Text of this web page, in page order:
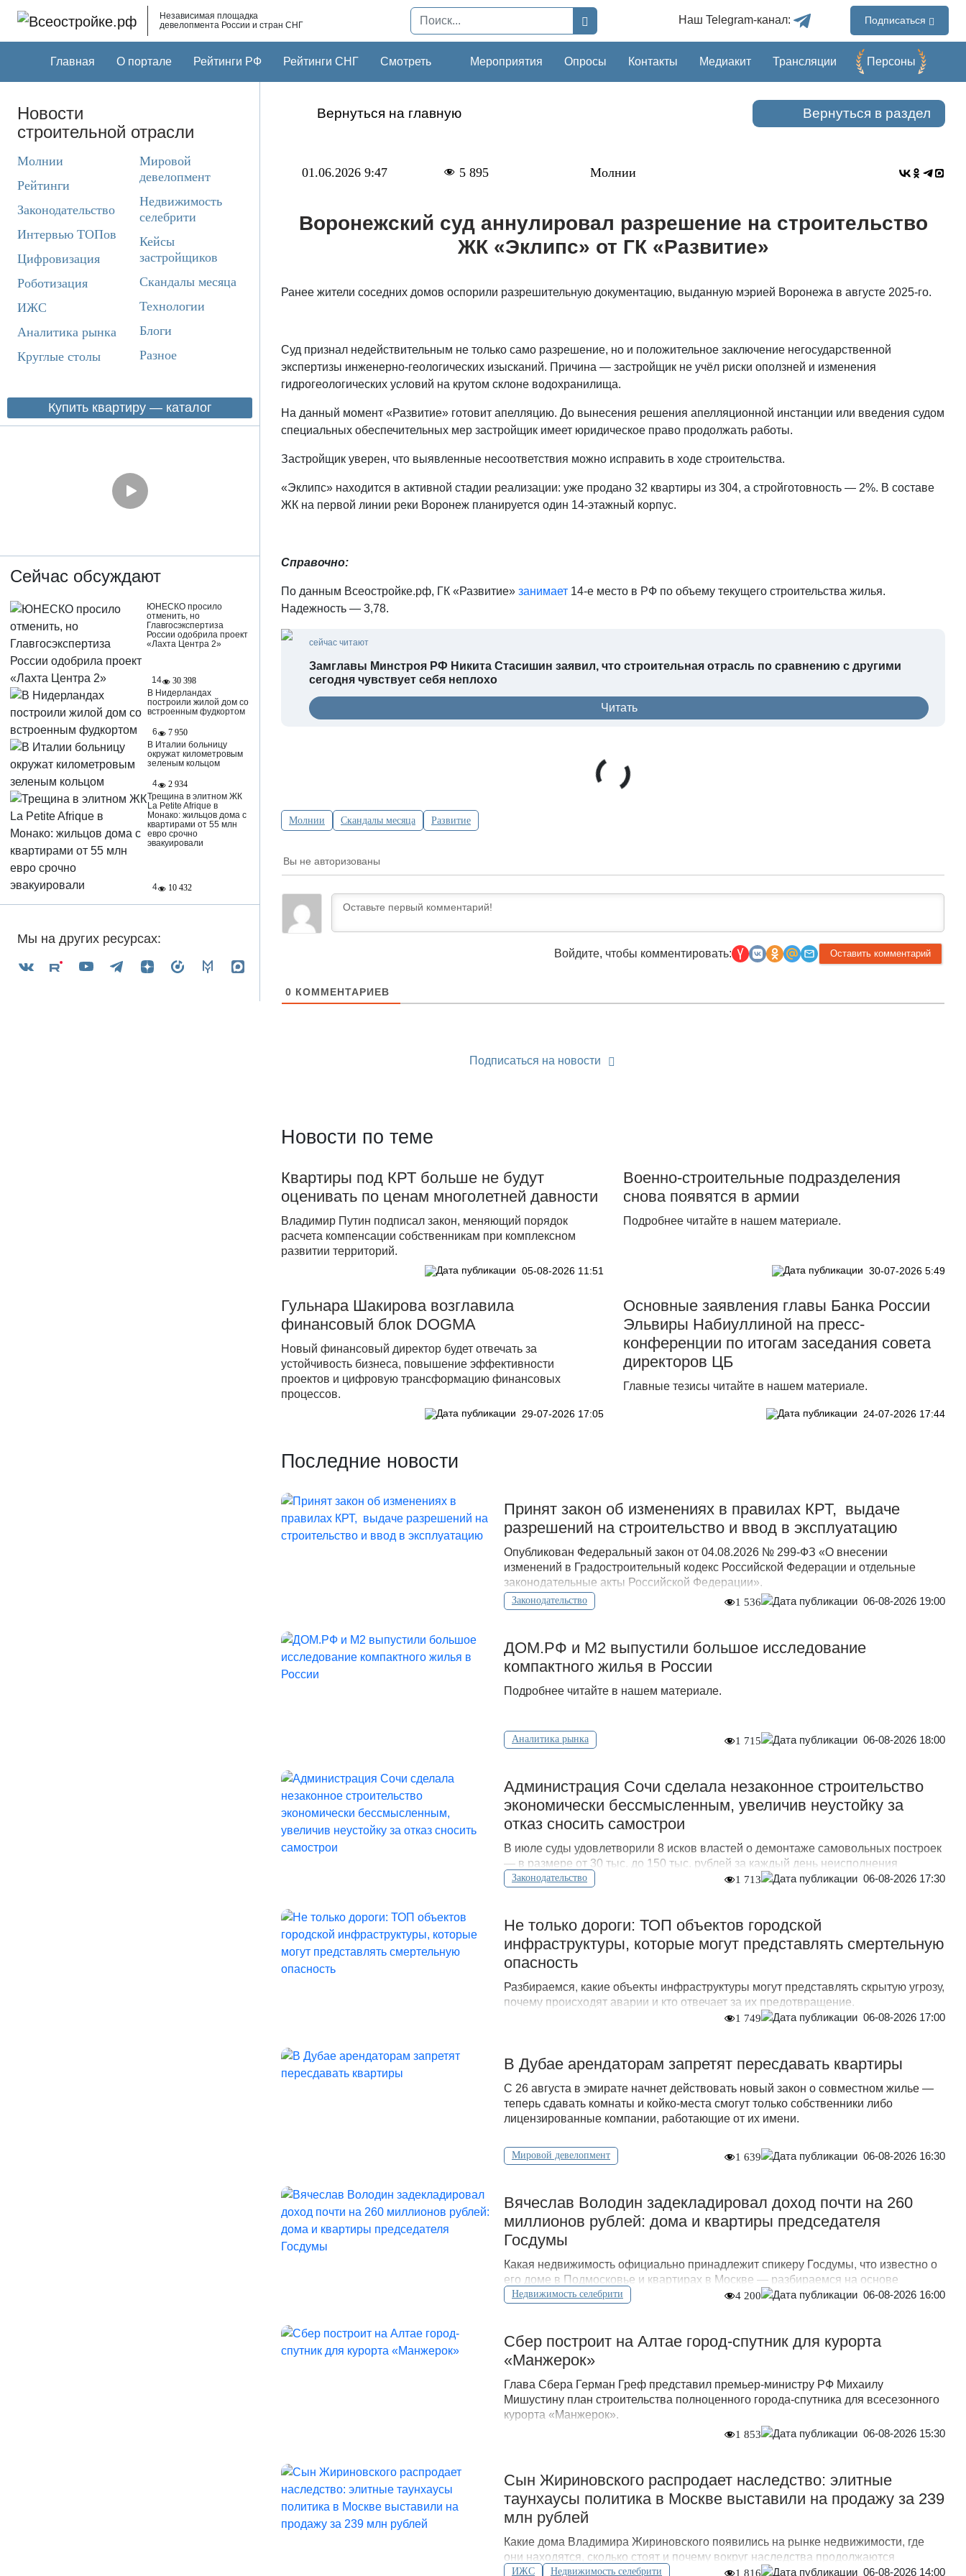
Независимая площадка
девелопмента России и стран СНГ
Наш Telegram-канал: Подписаться
Главная О портале Рейтинги РФ Рейтинги СНГ Смотреть Мероприятия Опросы Контакты Медиакит Трансляции Перcоны
Новости
строительной отрасли
Молнии
Рейтинги
Законодательство
Интервью ТОПов
Цифровизация
Роботизация
ИЖС
Аналитика рынка
Круглые столы
Мировой
девелопмент
Недвижимость
селебрити
Кейсы
застройщиков
Скандалы месяца
Технологии
Блоги
Разное
Купить квартиру — каталог
Сейчас обсуждают
ЮНЕСКО просило
отменить, но
Главгосэкспертиза
России одобрила проект
«Лахта Центра 2»
14
30 398
В Нидерландах
построили жилой дом со
встроенным фудкортом
6
7 950
В Италии больницу
окружат километровым
зеленым кольцом
4
2 934
Трещина в элитном ЖК
La Petite Afrique в
Монако: жильцов дома с
квартирами от 55 млн
евро срочно
эвакуировали
4 10 432
Мы на других ресурсах:
Вернуться на главную Вернуться в раздел
01.06.2026 9:47 5 895 Молнии
Воронежский суд аннулировал разрешение на строительство
ЖК «Эклипс» от ГК «Развитие»
Ранее жители соседних домов оспорили разрешительную документацию, выданную мэрией Воронежа в августе 2025-го.
Суд признал недействительным не только само разрешение, но и положительное заключение негосударственной
экспертизы инженерно-геологических изысканий. Причина — застройщик не учёл риски оползней и изменения
гидрогеологических условий на крутом склоне водохранилища.
На данный момент «Развитие» готовит апелляцию. До вынесения решения апелляционной инстанции или введения судом
специальных обеспечительных мер застройщик имеет юридическое право продолжать работы.
Застройщик уверен, что выявленные несоответствия можно исправить в ходе строительства.
«Эклипс» находится в активной стадии реализации: уже продано 32 квартиры из 304, а стройготовность — 2%. В составе
ЖК на первой линии реки Воронеж планируется один 14-этажный корпус.
Справочно:
По данным Всeостройке.pф, ГК «Развитие» занимает 14-е место в РФ по объему текущего строительства жилья.
Надежность — 3,78.
сейчас читают
Замглавы Минстроя РФ Никита Стасишин заявил, что строительная отрасль по сравнению с другими
сегодня чувствует себя неплохо
Читать
Молнии Скандалы месяца Развитие
Вы не авторизованы
Войдите, чтобы комментировать:
0 КОММЕНТАРИЕВ
Подписаться на новости
Новости по теме
Квартиры под КРТ больше не будут
оценивать по ценам многолетней давности
Владимир Путин подписал закон, меняющий порядок
расчета компенсации собственникам при комплексном
развитии территорий.
05-08-2026 11:51
Военно-строительные подразделения
снова появятся в армии
Подробнее читайте в нашем материале.
30-07-2026 5:49
Гульнара Шакирова возглавила
финансовый блок DOGMA
Новый финансовый директор будет отвечать за
устойчивость бизнеса, повышение эффективности
проектов и цифровую трансформацию финансовых
процессов.
29-07-2026 17:05
Основные заявления главы Банка России
Эльвиры Набиуллиной на пресс-
конференции по итогам заседания совета
директоров ЦБ
Главные тезисы читайте в нашем материале.
24-07-2026 17:44
Последние новости
Принят закон об изменениях в правилах КРТ, выдаче
разрешений на строительство и ввод в эксплуатацию
Опубликован Федеральный закон от 04.08.2026 № 299-ФЗ «О внесении
изменений в Градостроительный кодекс Российской Федерации и отдельные
законодательные акты Российской Федерации».
Законодательство 1 536 06-08-2026 19:00
ДOМ.PФ и М2 выпустили большое исследование
компактного жилья в России
Подробнее читайте в нашем материале.
Аналитика рынка 1 715 06-08-2026 18:00
Администрация Сочи сделала незаконное строительство
экономически бессмысленным, увеличив неустойку за
отказ сносить самострои
В июле суды удовлетворили 8 исков властей о демонтаже самовольных построек
— в размере от 30 тыс. до 150 тыс. рублей за каждый день неисполнения
судебного решения.
Законодательство 1 713 06-08-2026 17:30
Не только дороги: ТОП объектов городской
инфраструктуры, которые могут представлять смертельную
опасность
Разбираемся, какие объекты инфраструктуры могут представлять скрытую угрозу,
почему происходят аварии и кто отвечает за их предотвращение.
1 749 06-08-2026 17:00
В Дубае арендаторам запретят пересдавать квартиры
С 26 августа в эмирате начнет действовать новый закон о совместном жилье —
теперь сдавать комнаты и койко-места смогут только собственники либо
лицензированные компании, работающие от их имени.
Мировой девелопмент 1 639 06-08-2026 16:30
Вячеслав Володин задекладировал доход почти на 260
миллионов рублей: дома и квартиры председателя
Госдумы
Какая недвижимость официально принадлежит спикеру Госдумы, что известно о
его доме в Подмосковье и квартирах в Москве — разбираемся на основе
открытых данных.
Недвижимость селебрити 4 200 06-08-2026 16:00
Сбер построит на Алтае город-спутник для курорта
«Манжерок»
Глава Сбера Герман Греф представил премьер-министру РФ Михаилу
Мишустину план строительства полноценного города-спутника для всесезонного
курорта «Манжерок».
1 853 06-08-2026 15:30
Сын Жириновского распродает наследство: элитные
таунхаусы политика в Москве выставили на продажу за 239
млн рублей
Какие дома Владимира Жириновского появились на рынке недвижимости, где
они находятся, сколько стоят и почему вокруг наследства продолжаются
судебные споры.
ИЖС Недвижимость селебрити 1 816 06-08-2026 14:00